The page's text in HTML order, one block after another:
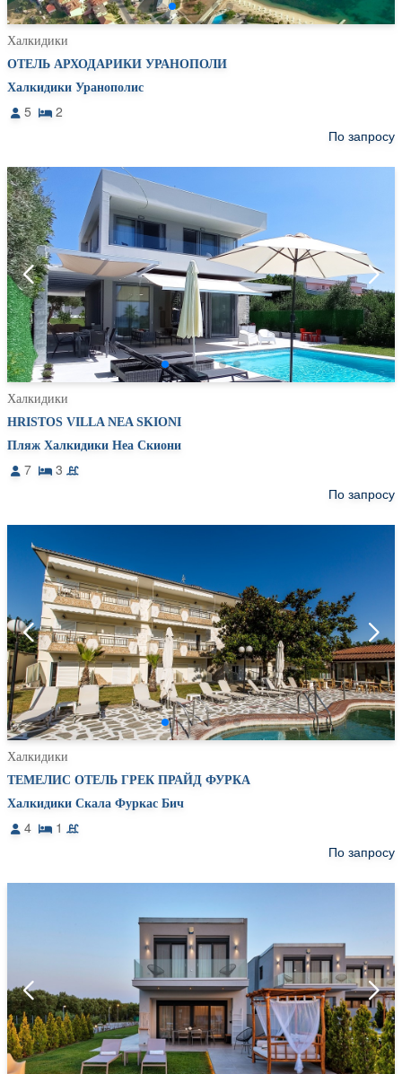
Халкидики
ОТЕЛЬ АРХОДАРИКИ УРАНОПОЛИ
Халкидики Уранополис
5
2
По запросу
Халкидики
HRISTOS VILLA NEA SKIONI
Пляж Халкидики Неа Скиони
7
3
По запросу
Халкидики
ТЕМЕЛИС ОТЕЛЬ ГРЕК ПРАЙД ФУРКА
Халкидики Скала Фуркас Бич
4
1
По запросу